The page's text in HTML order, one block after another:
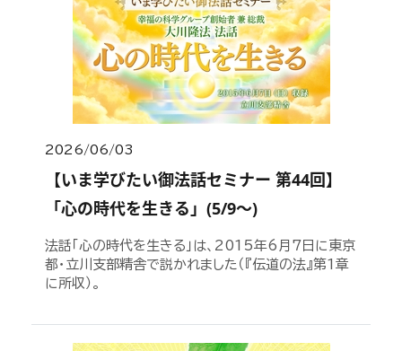
2026/06/03
【いま学びたい御法話セミナー 第44回】
「心の時代を生きる」(5/9～)
法話「心の時代を生きる」は、2015年6月7日に東京
都・立川支部精舎で説かれました（『伝道の法』第1章
に所収）。